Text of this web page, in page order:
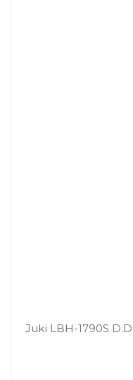
Juki LBH-1790S